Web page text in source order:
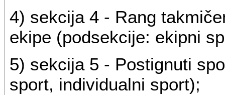
4) sekcija 4 - Rang
ekipe (podsekcije: ekipni
5) sekcija 5 - Postignuti
sport, individualni sport);